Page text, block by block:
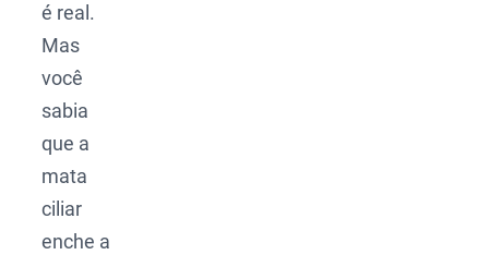
é real.
Mas
você
sabia
que a
mata
ciliar
enche a